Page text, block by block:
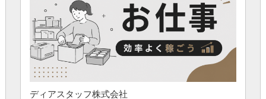
ディアスタッフ株式会社